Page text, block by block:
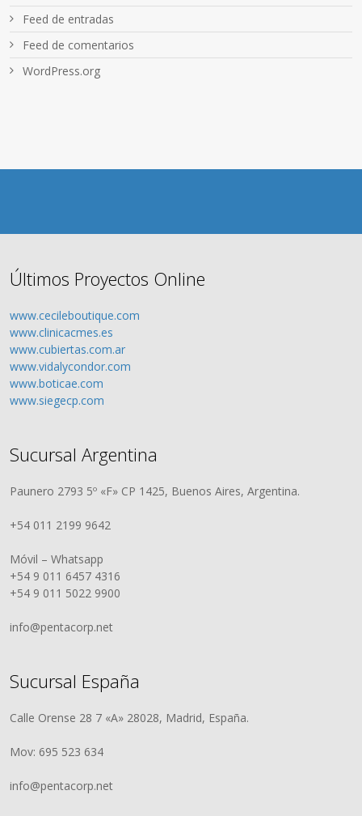
Feed de entradas
Feed de comentarios
WordPress.org
Últimos Proyectos Online
www.cecileboutique.com
www.clinicacmes.es
www.cubiertas.com.ar
www.vidalycondor.com
www.boticae.com
www.siegecp.com
Sucursal Argentina
Paunero 2793 5º «F» CP 1425, Buenos Aires, Argentina.
+54 011 2199 9642
Móvil – Whatsapp
+54 9 011 6457 4316
+54 9 011 5022 9900
info@pentacorp.net
Sucursal España
Calle Orense 28 7 «A» 28028, Madrid, España.
Mov: 695 523 634
info@pentacorp.net